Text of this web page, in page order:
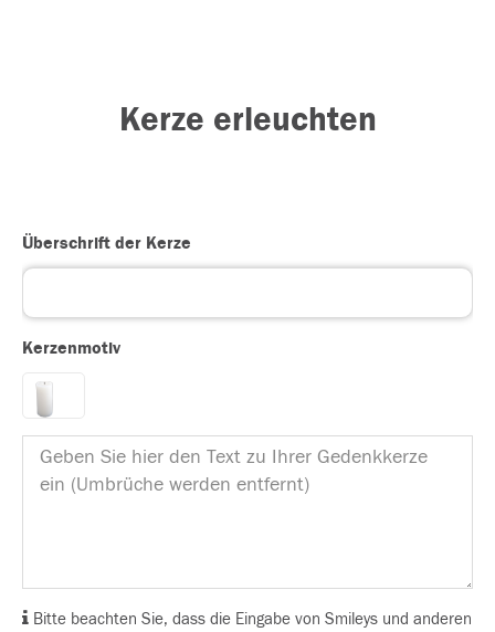
Kerze erleuchten
Überschrift der Kerze
Kerzenmotiv
Bitte beachten Sie, dass die Eingabe von Smileys und anderen